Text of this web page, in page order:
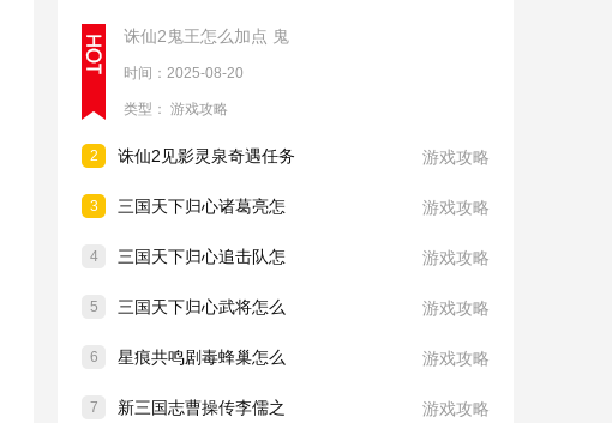
诛仙2鬼王怎么加点 鬼
时间：2025-08-20
类型： 游戏攻略
2 诛仙2见影灵泉奇遇任务 游戏攻略
3 三国天下归心诸葛亮怎 游戏攻略
4 三国天下归心追击队怎 游戏攻略
5 三国天下归心武将怎么 游戏攻略
6 星痕共鸣剧毒蜂巢怎么 游戏攻略
7 新三国志曹操传李儒之 游戏攻略